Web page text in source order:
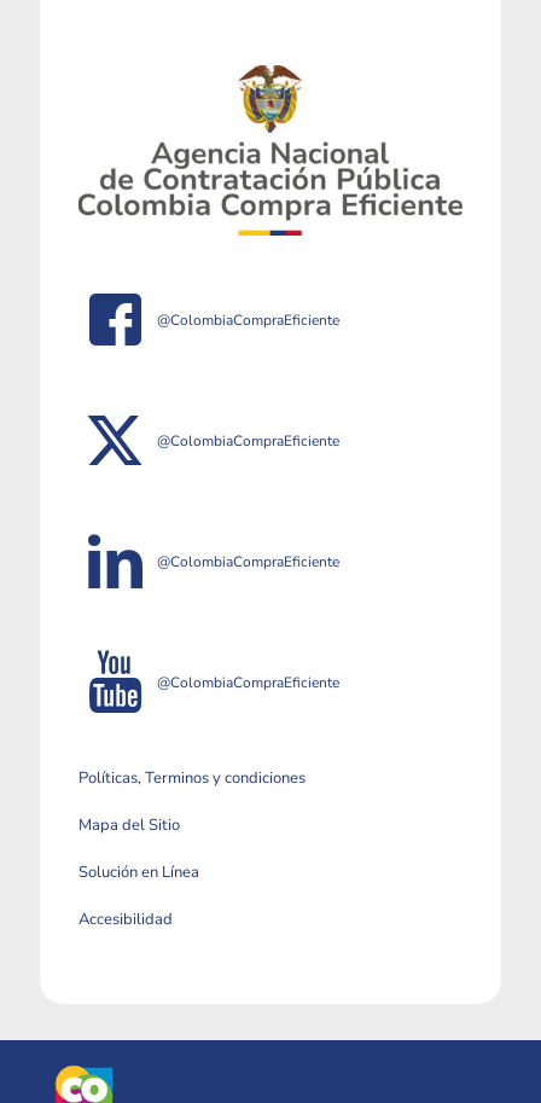
@ColombiaCompraEficiente
@ColombiaCompraEficiente
@ColombiaCompraEficiente
@ColombiaCompraEficiente
Políticas, Terminos y condiciones
Mapa del Sitio
Solución en Línea
Accesibilidad